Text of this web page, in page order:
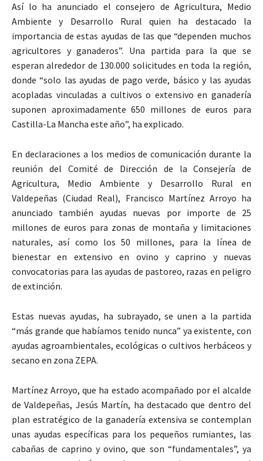
Así lo ha anunciado el consejero de Agricultura, Medio
Ambiente y Desarrollo Rural quien ha destacado la
importancia de estas ayudas de las que “dependen muchos
agricultores y ganaderos”. Una partida para la que se
esperan alrededor de 130.000 solicitudes en toda la región,
donde “solo las ayudas de pago verde, básico y las ayudas
acopladas vinculadas a cultivos o extensivo en ganadería
suponen aproximadamente 650 millones de euros para
Castilla-La Mancha este año”, ha explicado.
En declaraciones a los medios de comunicación durante la
reunión del Comité de Dirección de la Consejería de
Agricultura, Medio Ambiente y Desarrollo Rural en
Valdepeñas (Ciudad Real), Francisco Martínez Arroyo ha
anunciado también ayudas nuevas por importe de 25
millones de euros para zonas de montaña y limitaciones
naturales, así como los 50 millones, para la línea de
bienestar en extensivo en ovino y caprino y nuevas
convocatorias para las ayudas de pastoreo, razas en peligro
de extinción.
Estas nuevas ayudas, ha subrayado, se unen a la partida
“más grande que habíamos tenido nunca” ya existente, con
ayudas agroambientales, ecológicas o cultivos herbáceos y
secano en zona ZEPA.
Martínez Arroyo, que ha estado acompañado por el alcalde
de Valdepeñas, Jesús Martín, ha destacado que dentro del
plan estratégico de la ganadería extensiva se contemplan
unas ayudas específicas para los pequeños rumiantes, las
cabañas de caprino y ovino, que son “fundamentales”, ya